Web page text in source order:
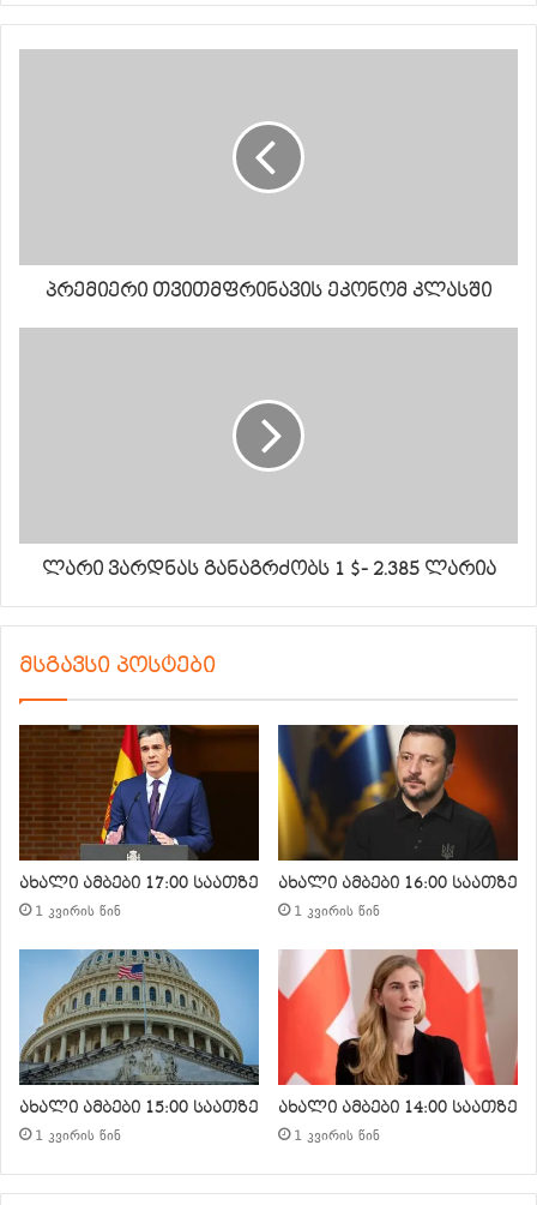
პრემიერი თვითმფრინავის ეკონომ კლასში
ლარი ვარდნას განაგრძობს 1 $- 2.385 ლარია
მსგავსი პოსტები
ახალი ამბები 17:00 საათზე
1 კვირის წინ
ახალი ამბები 16:00 საათზე
1 კვირის წინ
ახალი ამბები 15:00 საათზე
1 კვირის წინ
ახალი ამბები 14:00 საათზე
1 კვირის წინ